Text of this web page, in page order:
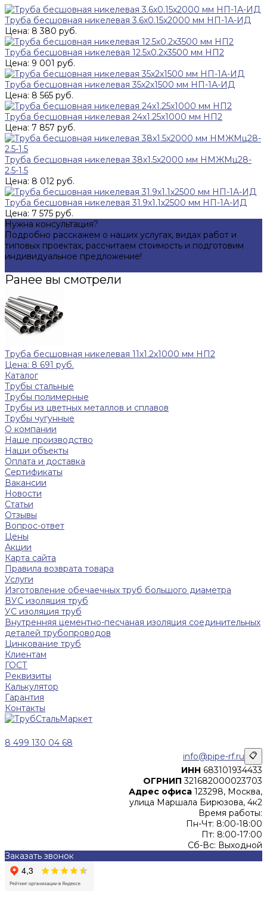
Труба бесшовная никелевая 3.6х0.15х2000 мм НП-1А-ИД
Цена: 8 380 руб.
Труба бесшовная никелевая 12.5х0.2х3500 мм НП2
Цена: 9 001 руб.
Труба бесшовная никелевая 35х2х1500 мм НП-1А-ИД
Цена: 8 565 руб.
Труба бесшовная никелевая 24х1.25х1000 мм НП2
Цена: 7 857 руб.
Труба бесшовная никелевая 38х1.5х2000 мм НМЖМц28-
2.5-1.5
Цена: 8 012 руб.
Труба бесшовная никелевая 31.9х1.1х2500 мм НП-1А-ИД
Цена: 7 575 руб.
Нужна консультация?
Подробно расскажем о наших услугах, видах работ и
типовых проектах, рассчитаем стоимость и подготовим
индивидуальное предложение!
Ранее вы смотрели
Труба бесшовная никелевая 11х1.2х1000 мм НП2
Цена: 8 691 руб.
Каталог
Трубы стальные
Трубы полимерные
Трубы из цветных металлов и сплавов
Трубы чугунные
О компании
Наше производство
Наши объекты
Оплата и доставка
Сертификаты
Вакансии
Новости
Статьи
Отзывы
Вопрос-ответ
Цены
Акции
Карта сайта
Правила возврата товара
Услуги
Изготовление обечаечных труб большого диаметра
ВУС изоляция труб
УС изоляция труб
Внутренняя цементно-песчаная изоляция соединительных
деталей трубопроводов
Цинкование труб
Клиентам
ГОСТ
Реквизиты
Калькулятор
Гарантия
Контакты
8 499 130 04 68
info@pipe-rf.ru 📋
ИНН 683101934433
ОГРНИП 321682000023703
Адрес офиса 123298, Москва,
улица Маршала Бирюзова, 4к2
Время работы:
Пн-Чт: 8:00-18:00
Пт: 8:00-17:00
Сб-Вс: Выходной
Заказать звонок